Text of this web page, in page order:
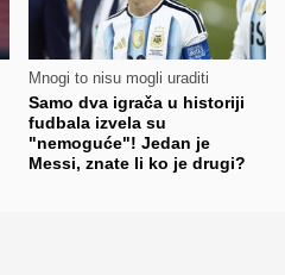
Mnogi to nisu mogli uraditi
Samo dva igrača u historiji
fudbala izvela su
"nemoguće"! Jedan je
Messi, znate li ko je drugi?